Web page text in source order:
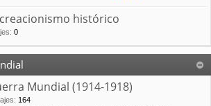
histórico
: 0
Mundial (1914-1918)
: 164